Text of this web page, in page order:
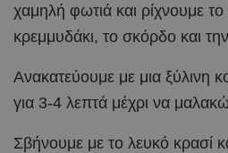
χαμηλή φωτιά και ρίχνουμε
κρεμμυδάκι, το σκόρδο και
Ανακατεύουμε με μια ξύλινη
για 3-4 λεπτά μέχρι να
Σβήνουμε με το λευκό κρασί